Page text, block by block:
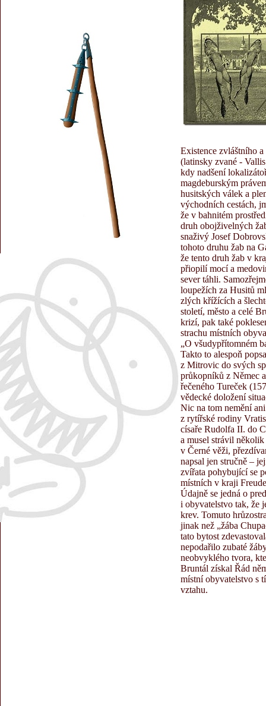
Existence zvláštního
(latinsky zvané -
kdy nadšení
magdeburským
husitských válek a
východních cestách,
že v bahnitém
druh obojživelných
snaživý Josef
tohoto druhu žab na
že tento druh žab v
přiopilí mocí a
sever táhli.
loupežích za Husitů
zlých křížících a
století, město a celé
krizí, pak také
strachu místních
„O všudypřítomném
Takto to alespoň
z Mitrovic do svých
průkopníků z Němec
řečeného Tureček
vědecké doložení
Nic na tom nemění
z rytířské rodiny
císaře Rudolfa II. do
a musel strávil
v Černé věži,
napsal jen stručně –
zvířata pohybující se
místních v kraji
Údajně se jedná o
i obyvatelstvo tak, že
krev. Tomuto
jinak než „žába
tato bytost
nepodařilo zubaté
neobvyklého tvora,
Bruntál získal Řád
místní obyvatelstvo s
vztahu.